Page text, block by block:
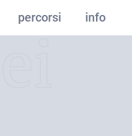
percorsi info